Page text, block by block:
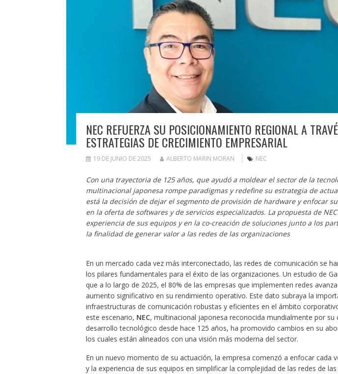
NEC REFUERZA SU POSICIONAMIENTO REGIONAL A
ESTRATEGIAS DE CRECIMIENTO EMPRESARIAL
19 DE JUNIO DE 2025 ALBERTO MARIN MORAN NEC
Con una trayectoria de 125 años, que ayudó a moldear el sector de la
multinacional japonesa rompe paradigmas y redefine su estrategia de
está la decisión de dejar el segmento de provisión de hardware y enfocar
en la oferta de softwares y de servicios especializados. La propuesta de
experiencia de sus equipos y en la co-creación de soluciones junto a los
la finalidad de generar valor a las redes de las organizaciones
En un mercado cada vez más interconectado, las redes de comunicación se
los pilares fundamentales para el éxito de las organizaciones. Un estudio de
que a lo largo de 2025, el 80% de las empresas que implementen redes
aumento significativo en su rendimiento operativo. Este dato subraya la
infraestructuras de comunicación robustas y eficientes en el ámbito
este escenario, NEC, multinacional japonesa reconocida mundialmente por su
desarrollo tecnológico desde hace 125 años, ha promovido cambios en su
los cuales están alineados con una visión más moderna del sector.
En un nuevo momento de su actuación, la empresa comenzó a enfocar cada
y la experiencia de sus equipos en simplificar la complejidad de las redes de